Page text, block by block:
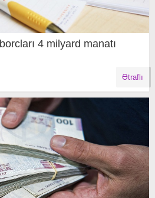
4 milyard manatı
Ətraflı